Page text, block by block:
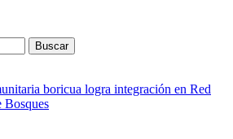
Buscar
boricua logra integración en Red
Bosques